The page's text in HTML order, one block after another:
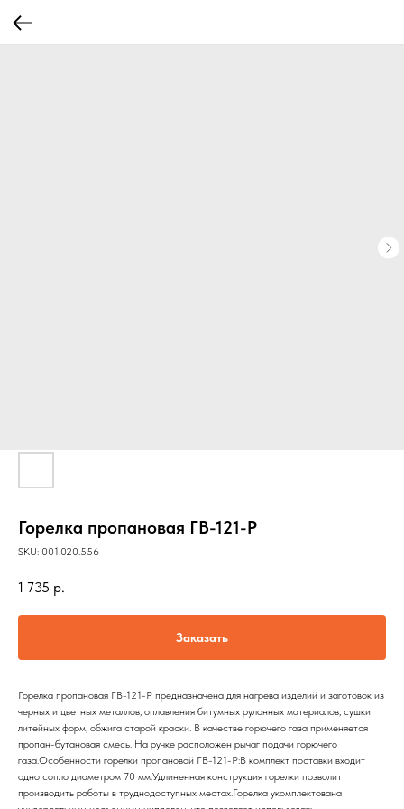
Горелка пропановая ГВ-121-P
SKU: 001.020.556
1 735 р.
Заказать
Горелка пропановая ГВ-121-P предназначена для нагрева изделий и заготовок из
черных и цветных металлов, оплавления битумных рулонных материалов, сушки
литейных форм, обжига старой краски. В качестве горючего газа применяется
пропан-бутановая смесь. На ручке расположен рычаг подачи горючего
газа.Особенности горелки пропановой ГВ-121-P:В комплект поставки входит
одно сопло диаметром 70 мм.Удлиненная конструкция горелки позволит
производить работы в труднодоступных местах.Горелка укомплектована